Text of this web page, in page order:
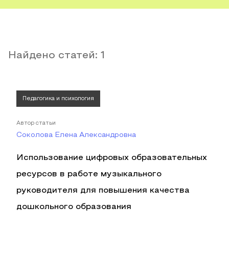
Найдено статей: 1
Педагогика и психология
Автор статьи
Соколова Елена Александровна
Использование цифровых образовательных
ресурсов в работе музыкального
руководителя для повышения качества
дошкольного образования